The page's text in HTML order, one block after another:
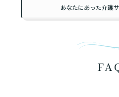
あなたにあった介護